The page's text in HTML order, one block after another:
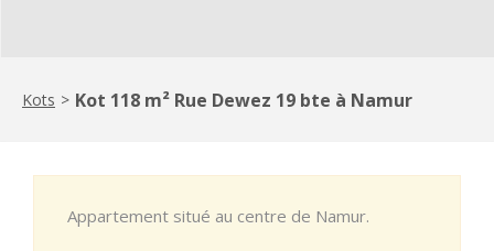
Kots > Kot 118 m² Rue Dewez 19 bte à Namur
Appartement situé au centre de Namur.